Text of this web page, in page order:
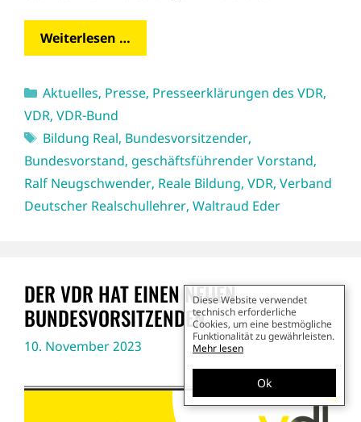
Weiterlesen …
Kategorien
Aktuelles, Presse, Presseerklärungen des VDR,
VDR, VDR-Bund
Schlagwörter
Bildung Real, Bundesvorsitzender,
Bundesvorstand, geschäftsführender Vorstand,
Ralf Neugschwender, Reale Bildung, VDR, Verband
Deutscher Realschullehrer, Waltraud Eder
DER VDR HAT EINEN NEUEN
BUNDESVORSITZENDEN
10. November 2023